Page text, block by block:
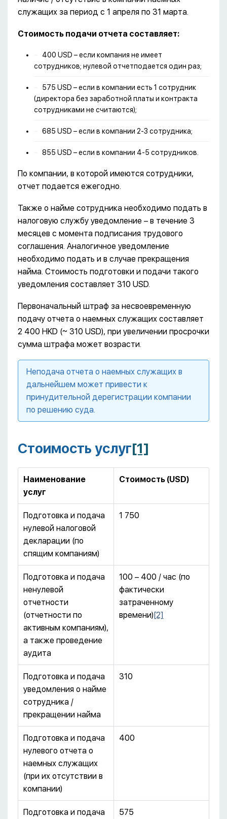
служащих за период с 1 апреля по 31 марта.
Стоимость подачи отчета составляет:
400 USD – если компания не имеет
сотрудников; нулевой отчетподается один раз;
575 USD – если в компании есть 1 сотрудник
(директора без заработной платы и контракта
сотрудниками не считаются);
685 USD – если в компании 2-3 сотрудника;
855 USD – если в компании 4-5 сотрудников.
По компании, в которой имеются сотрудники,
отчет подается ежегодно.
Также о найме сотрудника необходимо подать в
налоговую службу уведомление – в течение 3
месяцев с момента подписания трудового
соглашения. Аналогичное уведомление
необходимо подать и в случае прекращения
найма. Стоимость подготовки и подачи такого
уведомления составляет 310 USD.
Первоначальный штраф за несвоевременную
подачу отчета о наемных служащих составляет
2 400 HKD (~ 310 USD), при увеличении просрочки
сумма штрафа может возрасти.
Неподача отчета о наемных служащих в
дальнейшем может привести к
принудительной дерегистрации компании
по решению суда.
Стоимость услуг[1]
Наименование
услуг
Стоимость (USD)
Подготовка и подача
нулевой налоговой
декларации (по
спящим компаниям)
1 750
Подготовка и подача
ненулевой
отчетности
(отчетности по
активным компаниям),
а также проведение
аудита
100 – 400 / час (по
фактически
затраченному
времени)[2]
Подготовка и подача
уведомления о найме
сотрудника /
прекращении найма
310
Подготовка и подача
нулевого отчета о
наемных служащих
(при их отсутствии в
компании)
400
Подготовка и подача
575